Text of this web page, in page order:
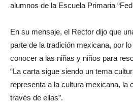
alumnos de la Escuela Primaria
En su mensaje, el Rector dijo que
parte de la tradición mexicana, por
conocer a las niñas y niños para
“La carta sigue siendo un tema
representa a la cultura mexicana, la
través de ellas”.